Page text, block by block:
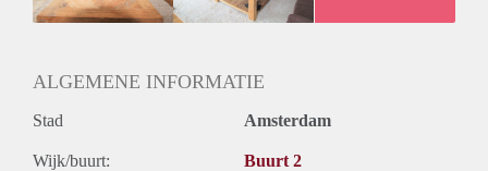
ALGEMENE INFORMATIE
Stad Amsterdam
Wijk/buurt: Buurt 2